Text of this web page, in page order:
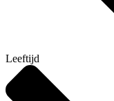
Leeftijd